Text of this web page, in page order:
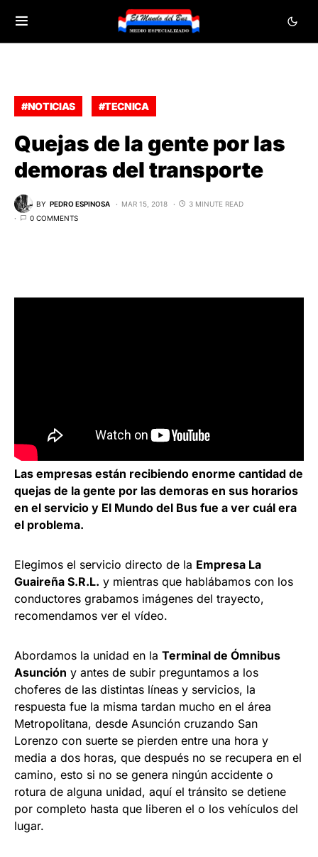
#NOTICIAS #TECNICA
Quejas de la gente por las
demoras del transporte
BY PEDRO ESPINOSA MAR 15, 2018
3 MINUTE READ
0 COMMENTS
Las empresas están recibiendo enorme cantidad de
quejas de la gente por las demoras en sus horarios
en el servicio y El Mundo del Bus fue a ver cuál era
el problema.
Elegimos el servicio directo de la Empresa La
Guaireña S.R.L. y mientras que hablábamos con los
conductores grabamos imágenes del trayecto,
recomendamos ver el vídeo.
Abordamos la unidad en la Terminal de Ómnibus
Asunción y antes de subir preguntamos a los
choferes de las distintas líneas y servicios, la
respuesta fue la misma tardan mucho en el área
Metropolitana, desde Asunción cruzando San
Lorenzo con suerte se pierden entre una hora y
media a dos horas, que después no se recupera en el
camino, esto si no se genera ningún accidente o
rotura de alguna unidad, aquí el tránsito se detiene
por completo hasta que liberen el o los vehículos del
lugar.